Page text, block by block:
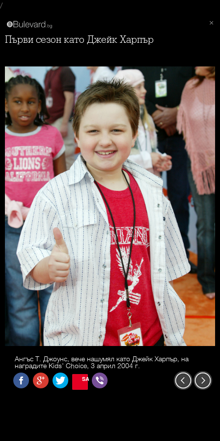
/
Първи сезон като Джейк Харпър
Ангъс Т. Джоунс, вече нашумял като Джейк Харпър, на
наградите Kids' Choice, 3 април 2004 г.
SAVE